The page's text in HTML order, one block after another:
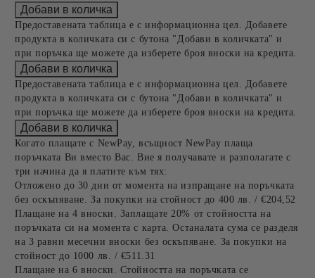
Предоставената таблица е с информационна цел. Добавете
продукта в количката си с бутона "Добави в количката" и
при поръчка ще можете да изберете броя вноски на кредита.
Предоставената таблица е с информационна цел. Добавете
продукта в количката си с бутона "Добави в количката" и
при поръчка ще можете да изберете броя вноски на кредита.
Когато плащате с NewPay, всъщност NewPay плаща
поръчката Ви вместо Вас. Вие я получавате и разполагате с
три начина да я платите към тях:
Отложено до 30 дни от момента на изпращане на поръчката
без оскъпяване. За покупки на стойност до 400 лв. / €204,52
Плащане на 4 вноски. Заплащате 20% от стойността на
поръчката си на момента с карта. Останалата сума се разделя
на 3 равни месечни вноски без оскъпяване. За покупки на
стойност до 1000 лв. / €511.31
Плащане на 6 вноски. Стойността на поръчката се